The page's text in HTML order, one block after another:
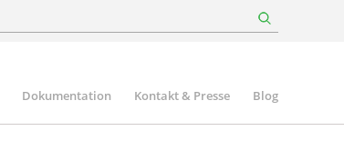
Dokumentation Kontakt & Presse Blog